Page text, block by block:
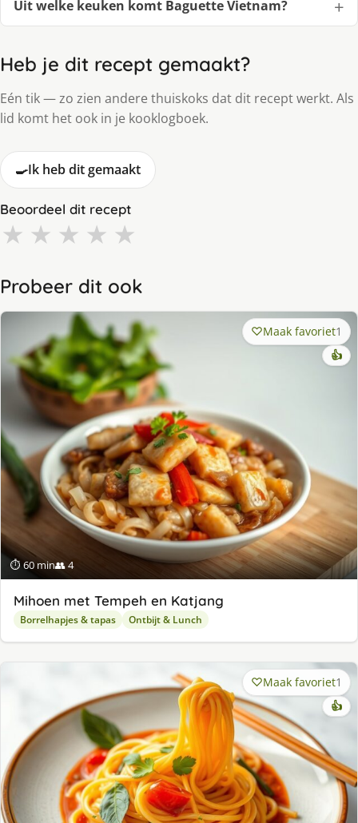
Uit welke keuken komt Baguette Vietnam?
Heb je dit recept gemaakt?
Eén tik — zo zien andere thuiskoks dat dit recept werkt. Als
lid komt het ook in je kooklogboek.
🍳Ik heb dit gemaakt
Beoordeel dit recept
★ ★ ★ ★ ★
Probeer dit ook
⏱ 60 min👥 4
Maak favoriet1
👍
Mihoen met Tempeh en Katjang
Borrelhapjes & tapas Ontbijt & Lunch
Maak favoriet1
👍